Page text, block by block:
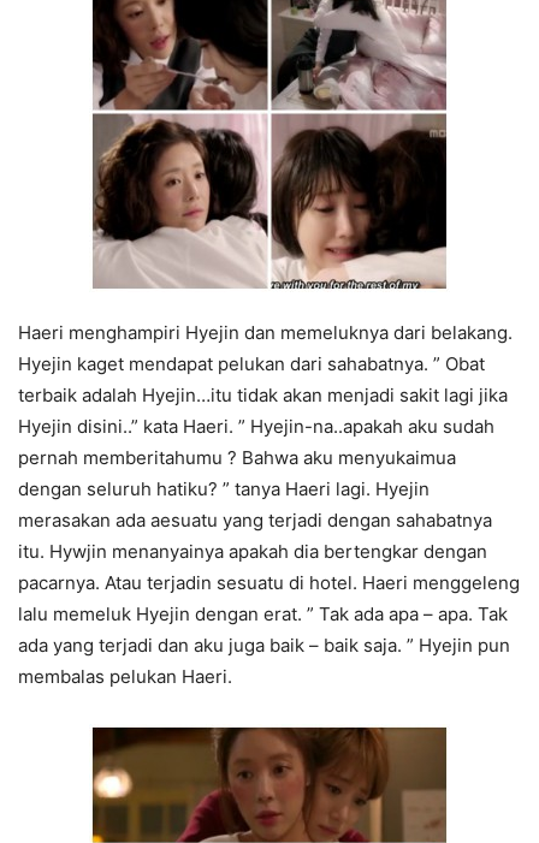
Haeri menghampiri Hyejin dan memeluknya dari belakang.
Hyejin kaget mendapat pelukan dari sahabatnya. ” Obat
terbaik adalah Hyejin…itu tidak akan menjadi sakit lagi jika
Hyejin disini..” kata Haeri. ” Hyejin-na..apakah aku sudah
pernah memberitahumu ? Bahwa aku menyukaimua
dengan seluruh hatiku? ” tanya Haeri lagi. Hyejin
merasakan ada aesuatu yang terjadi dengan sahabatnya
itu. Hywjin menanyainya apakah dia bertengkar dengan
pacarnya. Atau terjadin sesuatu di hotel. Haeri menggeleng
lalu memeluk Hyejin dengan erat. ” Tak ada apa – apa. Tak
ada yang terjadi dan aku juga baik – baik saja. ” Hyejin pun
membalas pelukan Haeri.